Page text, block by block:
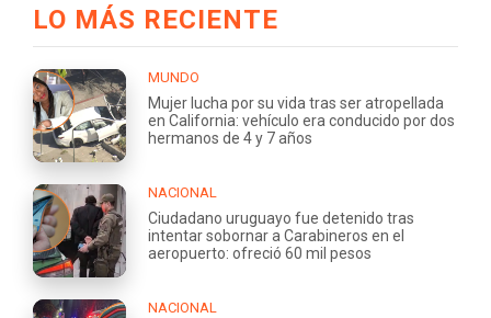
LO MÁS RECIENTE
MUNDO
Mujer lucha por su vida tras ser atropellada
en California: vehículo era conducido por dos
hermanos de 4 y 7 años
NACIONAL
Ciudadano uruguayo fue detenido tras
intentar sobornar a Carabineros en el
aeropuerto: ofreció 60 mil pesos
NACIONAL